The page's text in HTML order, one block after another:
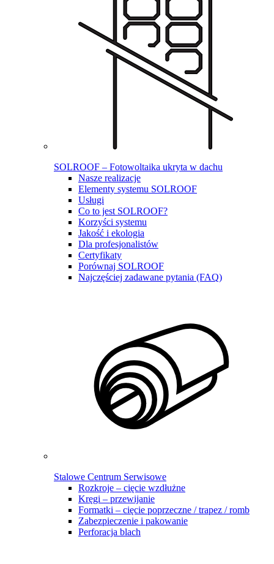
SOLROOF – Fotowoltaika ukryta w dachu
Nasze realizacje
Elementy systemu SOLROOF
Usługi
Co to jest SOLROOF?
Korzyści systemu
Jakość i ekologia
Dla profesjonalistów
Certyfikaty
Porównaj SOLROOF
Najczęściej zadawane pytania (FAQ)
Stalowe Centrum Serwisowe
Rozkroje – cięcie wzdłużne
Kręgi – przewijanie
Formatki – cięcie poprzeczne / trapez / romb
Zabezpieczenie i pakowanie
Perforacja blach